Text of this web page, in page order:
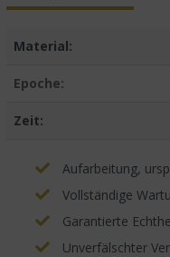
Material:
Epoche:
Zeit:
Aufarbeitung,
Vollständige
Garantierte
Unverfälschter